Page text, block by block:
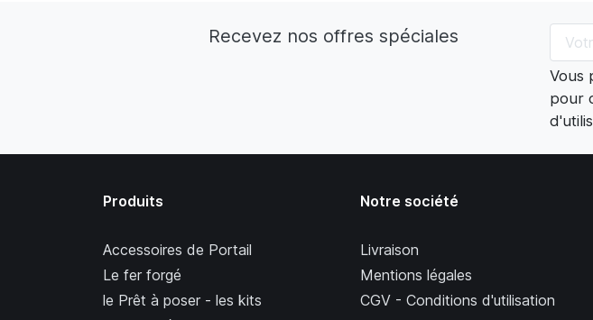
Recevez nos offres spéciales
Vous
pour
Produits
Accessoires de Portail
Le fer forgé
le Prêt à poser - les kits
Notre société
Livraison
Mentions légales
CGV - Conditions d'utilisation